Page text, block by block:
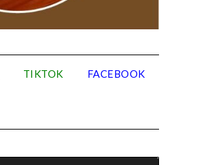
TIKTOK FACEBOOK